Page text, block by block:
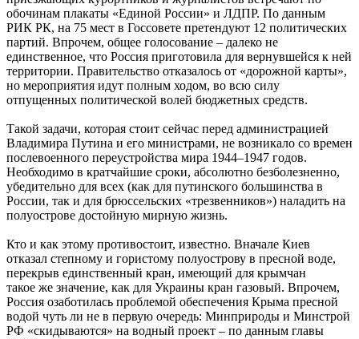
обочинам плакаты «Единой России» и ЛДПР. По данным
РИК РК, на 75 мест в Госсовете претендуют 12 политических
партий. Впрочем, общее голосование – далеко не
единственное, что Россия приготовила для вернувшейся к ней
территории. Правительство отказалось от «дорожной карты»,
но мероприятия идут полным ходом, во всю силу
отпущенных политической волей бюджетных средств.
Такой задачи, которая стоит сейчас перед администрацией
Владимира Путина и его министрами, не возникало со времен
послевоенного переустройства мира 1944–1947 годов.
Необходимо в кратчайшие сроки, абсолютно безболезненно,
убедительно для всех (как для путинского большинства в
России, так и для брюссельских «трезвенников») наладить на
полуострове достойную мирную жизнь.
Кто и как этому противостоит, известно. Вначале Киев
отказал степному и гористому полуострову в пресной воде,
перекрыв единственный кран, имеющий для крымчан
такое же значение, как для Украины кран газовый. Впрочем,
Россия озаботилась проблемой обеспечения Крыма пресной
водой чуть ли не в первую очередь: Минприроды и Минстрой
РФ «скидываются» на водный проект – по данным главы